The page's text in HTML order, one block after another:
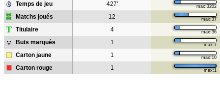
Temps de jeu
427' max:3202
Matchs joués 12 max:37
T Titulaire 4 max:36
Buts marqués 1 max:7
Carton jaune 1 max:10
Carton rouge 1 max:1